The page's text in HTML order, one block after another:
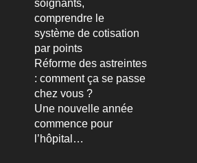
soignants,
comprendre le
système de cotisation
par points
Réforme des astreintes
: comment ça se passe
chez vous ?
Une nouvelle année
commence pour
l’hôpital…